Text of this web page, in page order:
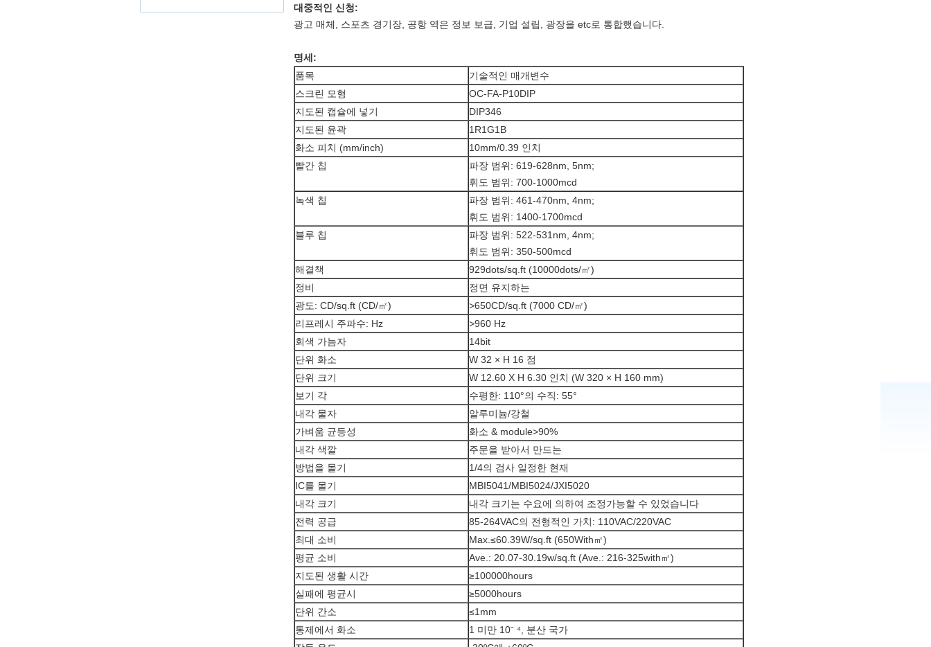
대중적인 신청:
광고 매체, 스포츠 경기장, 공항 역은 정보 보급, 기업 설립, 광장을 etc로 통합했습니다.
명세:
품목
기술적인 매개변수
스크린 모형
OC-FA-P10DIP
지도된 캡슐에 넣기
DIP346
지도된 윤곽
1R1G1B
화소 피치 (mm/inch)
10mm/0.39 인치
빨간 칩
파장 범위: 619-628nm, 5nm;
휘도 범위: 700-1000mcd
녹색 칩
파장 범위: 461-470nm, 4nm;
휘도 범위: 1400-1700mcd
블루 칩
파장 범위: 522-531nm, 4nm;
휘도 범위: 350-500mcd
해결책
929dots/sq.ft (10000dots/㎡)
정비
정면 유지하는
광도: CD/sq.ft (CD/㎡)
>650CD/sq.ft (7000 CD/㎡)
리프레시 주파수: Hz
>960 Hz
회색 가늠자
14bit
단위 화소
W 32 × H 16 점
단위 크기
W 12.60 X H 6.30 인치 (W 320 × H 160 mm)
보기 각
수평한: 110°의 수직: 55°
내각 물자
알루미늄/강철
가벼움 균등성
화소 & module>90%
내각 색깔
주문을 받아서 만드는
방법을 몰기
1/4의 검사 일정한 현재
IC를 몰기
MBI5041/MBI5024/JXI5020
내각 크기
내각 크기는 수요에 의하여 조정가능할 수 있었습니다
전력 공급
85-264VAC의 전형적인 가치: 110VAC/220VAC
최대 소비
Max.≤60.39W/sq.ft (650With㎡)
평균 소비
Ave.: 20.07-30.19w/sq.ft (Ave.: 216-325with㎡)
지도된 생활 시간
≥100000hours
실패에 평균시
≥5000hours
단위 간소
≤1mm
통제에서 화소
1 미만 10⁻ ⁴, 분산 국가